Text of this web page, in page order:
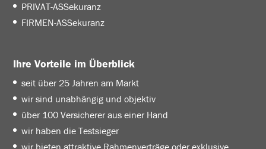
PRIVAT-ASSekuranz
FIRMEN-ASSekuranz
Ihre Vorteile im Überblick
seit über 25 Jahren am Markt
wir sind unabhängig und objektiv
über 100 Versicherer aus einer Hand
wir haben die Testsieger
wir bieten attraktive Rahmenverträge oder exklusive